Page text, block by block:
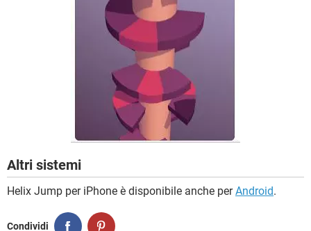
Altri sistemi
Helix Jump per iPhone è disponibile anche perAndroid.
Condividi